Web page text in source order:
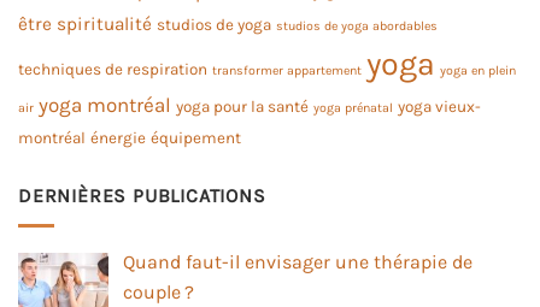
être spiritualité studios de yoga studios de yoga abordables
techniques de respiration transformer appartement yoga yoga en plein
air yoga montréal yoga pour la santé yoga prénatal yoga vieux-
montréal énergie équipement
DERNIÈRES PUBLICATIONS
Quand faut-il envisager une thérapie de
couple ?